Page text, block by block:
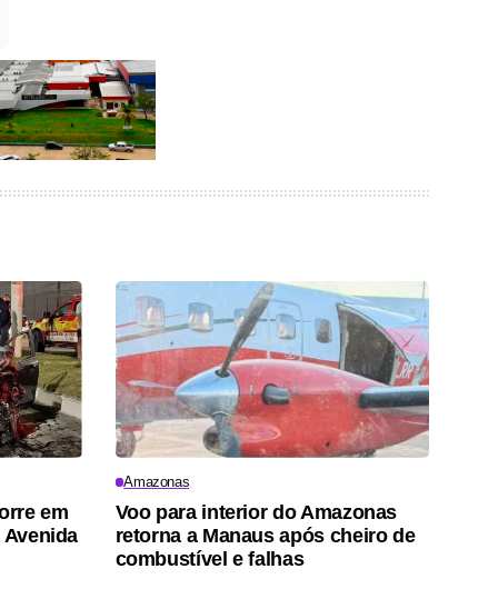
em
Amazonas
Voo para interior do Amazonas
retorna a Manaus após cheiro de
combustível e falhas